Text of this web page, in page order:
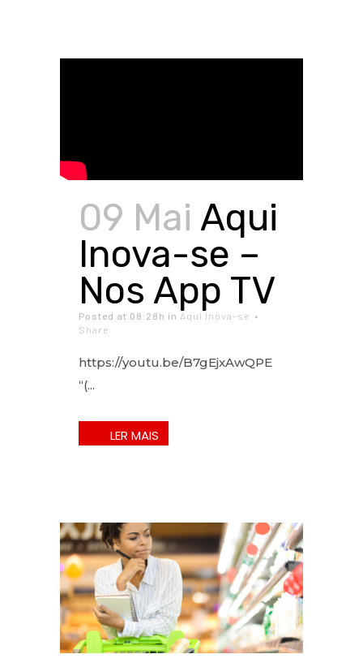
09 Mai Aqui
Inova-se –
Nos App TV
Posted at 08:28h in Aqui Inova-se
Share
https://youtu.be/B7gEjxAwQPE
“(...